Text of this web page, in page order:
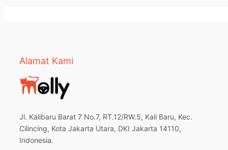
Alamat Kami
Jl. Kalibaru Barat 7 No.7, RT.12/RW.5, Kali Baru, Kec.
Cilincing, Kota Jakarta Utara, DKI Jakarta 14110,
Indonesia.